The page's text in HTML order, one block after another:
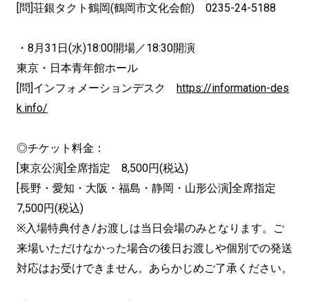
[問]荘銀タクト鶴岡(鶴岡市文化会館) 0235-24-5188
・8月31日(水)18:00開場／18:30開演
東京・日本青年館ホール
[問]インフォメーションデスク https://information-des
k.info/
◎チケット料金：
[東京公演]全席指定 8,500円(税込)
[長野・愛知・大阪・福島・静岡・山形公演]全席指定
7,500円(税込)
※入場特典付き/お渡しは当日会場のみとなります。ご
来場いただけなかった場合の後日お渡しや個別での発送
対応はお受けできません。あらかじめご了承ください。